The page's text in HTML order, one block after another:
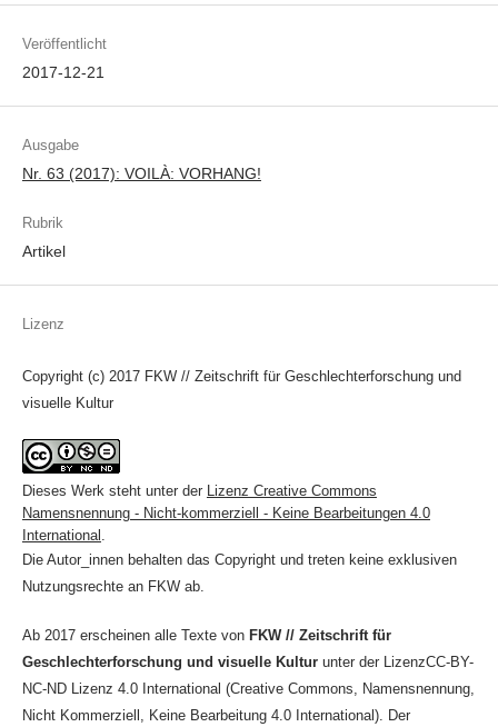
Veröffentlicht
2017-12-21
Ausgabe
Nr. 63 (2017): VOILÀ: VORHANG!
Rubrik
Artikel
Lizenz
Copyright (c) 2017 FKW // Zeitschrift für Geschlechterforschung und
visuelle Kultur
Dieses Werk steht unter der Lizenz Creative Commons
Namensnennung - Nicht-kommerziell - Keine Bearbeitungen 4.0
International .
Die Autor_innen behalten das Copyright und treten keine exklusiven
Nutzungsrechte an FKW ab.
Ab 2017 erscheinen alle Texte von FKW // Zeitschrift für
Geschlechterforschung und visuelle Kulturunter der LizenzCC-BY-
NC-ND Lizenz 4.0 International (Creative Commons, Namensnennung,
Nicht Kommerziell, Keine Bearbeitung 4.0 International). Der